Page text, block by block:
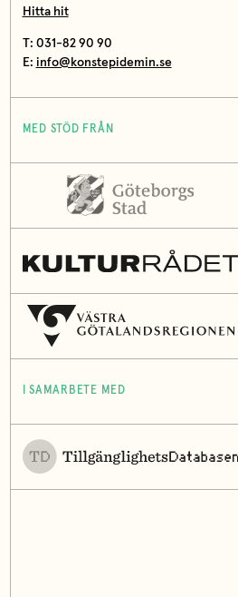
Hitta hit
T: 031-82 90 90
E: info@konstepidemin.se
MED STÖD FRÅN
I SAMARBETE MED